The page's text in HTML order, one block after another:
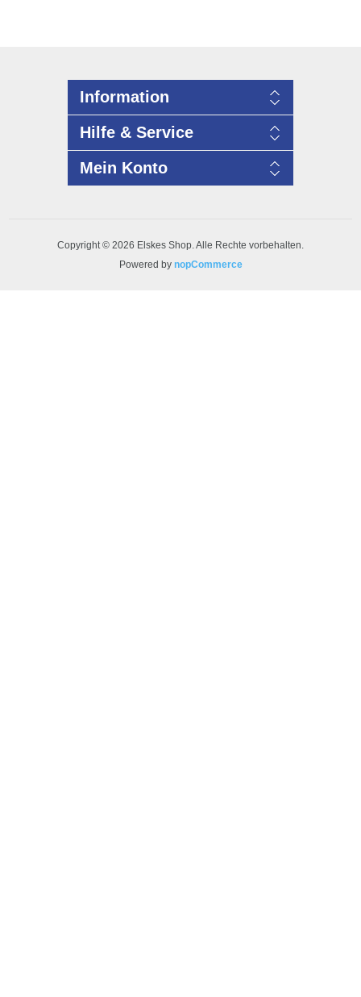
Information
Hilfe & Service
Mein Konto
Copyright © 2026 Elskes Shop. Alle Rechte vorbehalten.
Powered by nopCommerce